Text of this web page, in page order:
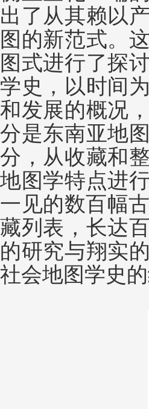
出了从其赖以
图的新范式。
图式进行了探
学史，以时间
和发展的概况
分是东南亚地
分，从收藏和
地图学特点进
一见的数百幅
藏列表，长达
的研究与翔实
社会地图学史的